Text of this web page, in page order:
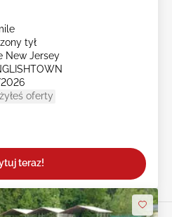
tył
New Jersey
oferty
teraz!